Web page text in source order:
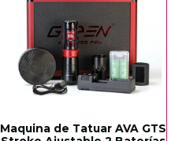
Maquina de Tatuar AVA GTS